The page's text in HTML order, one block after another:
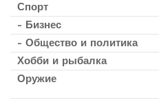
Спорт
- Бизнес
- Общество и политика
Хобби и рыбалка
Оружие